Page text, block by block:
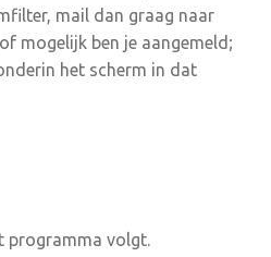
mail dan graag naar
mogelijk ben je aangemeld;
het scherm in dat
programma volgt.